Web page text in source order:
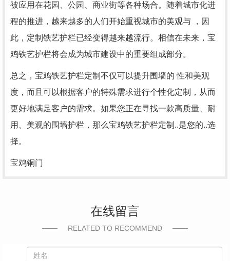
被应用在花园、公园、商业街等各种场合。随着城市化进
程的推进，越来越多的人们开始重视城市的美观与 ，因
此，定制铁艺护栏已经变得越来越流行。相信在未来，宝
鸡铁艺护栏将会成为城市建设中的重要组成部分。
总之，宝鸡铁艺护栏定制不仅可以提升围墙的 性和美观
度，而且可以根据客户的特殊需求进行个性化定制，从而
更好地满足客户的需求。如果您正在寻找一款高质量、耐
用、美观的围墙护栏，那么宝鸡铁艺护栏定制..是您的..选
择。
宝鸡铜门
在线留言
RELATED TO RECOMMEND